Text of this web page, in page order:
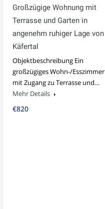
Großzügige Wohnung mit
Terrasse und Garten in
angenehm ruhiger Lage von
Käfertal
Objektbeschreibung Ein
großzügiges Wohn-/Esszimmer
mit Zugang zu Terrasse und…
Mehr Details
€820